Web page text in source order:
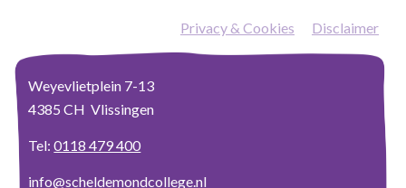
Privacy & Cookies Disclaimer
Weyevlietplein 7-13
4385 CH Vlissingen
Tel:0118 479 400
info@scheldemondcollege.nl